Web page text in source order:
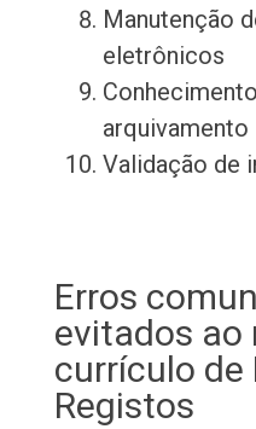
Manutenção
eletrônicos
arquivamento
Validação de
Erros
evitados ao
currículo de
Registos